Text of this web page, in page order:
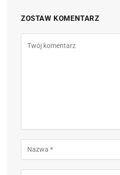
ZOSTAW KOMENTARZ